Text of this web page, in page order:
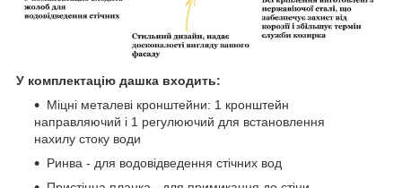
У комплектацію дашка входить:
Міцні металеві кронштейни: 1 кронштейн
направляючий і 1 регулюючий для встановлення
нахилу стоку води
Ринва - для водовідведення стічних вод